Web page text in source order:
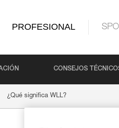
PROFESIONAL
CONSEJOS
¿Qué significa WLL?